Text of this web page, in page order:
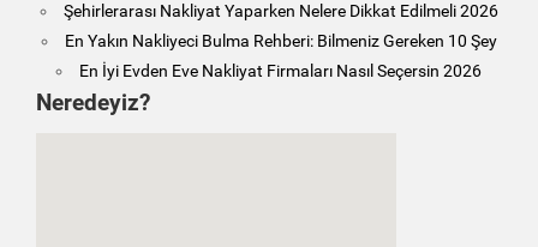
Şehirlerarası Nakliyat Yaparken Nelere Dikkat Edilmeli 2026
En Yakın Nakliyeci Bulma Rehberi: Bilmeniz Gereken 10 Şey
En İyi Evden Eve Nakliyat Firmaları Nasıl Seçersin 2026
Neredeyiz?